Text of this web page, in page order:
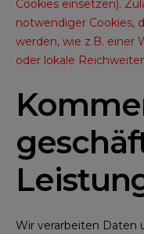
Cookies einsetzen).
notwendiger Cookies,
werden, wie z.B. einer
oder lokale
Wir verarbeiten Daten